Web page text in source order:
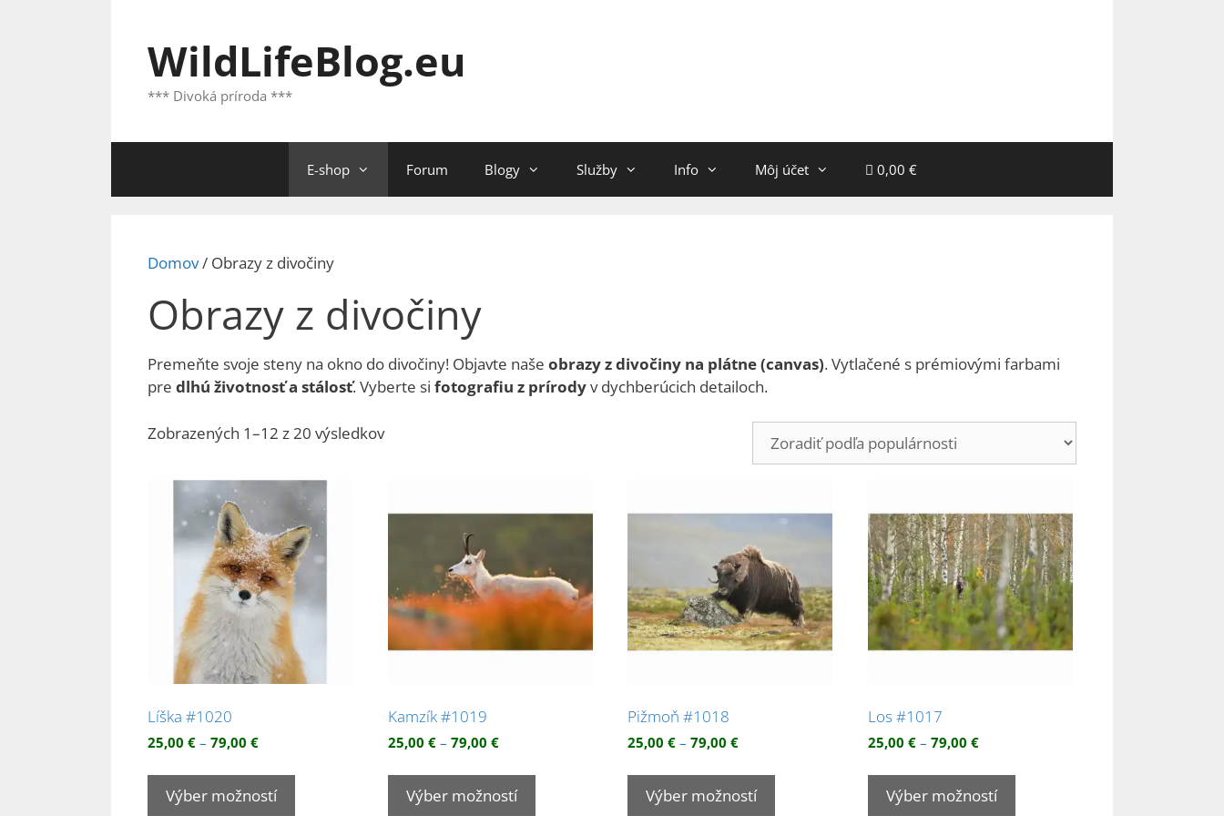
WildLifeBlog.eu
*** Divoká príroda ***
E-shop Forum Blogy Služby Info Môj účet 0,00 €
Domov/ Obrazy z divočiny
Obrazy z divočiny
Premeňte svoje steny na okno do divočiny! Objavte naše obrazy z divočiny na plátne (canvas). Vytlačené s prémiovými farbami
pre dlhú životnosť a stálosť. Vyberte si fotografiu z prírodyv dychberúcich detailoch.
Zobrazených 1–12 z 20 výsledkovZoradené
Líška #1020
25,00 € – 79,00 €Price
25,00 €
through
Výber možností
Tento
Kamzík #1019
25,00 € – 79,00 €Price
25,00 €
through
Výber možností
Tento
Pižmoň #1018
25,00€ – 79,00€Price
25,00 €
through
Výber možností
Tento
Los #1017
25,00 € – 79,00 €Price
25,00 €
through
Výber možností
Tento